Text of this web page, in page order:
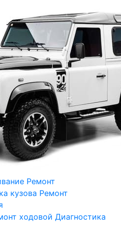
Ремонт
кузова Ремонт
ходовой Диагностика